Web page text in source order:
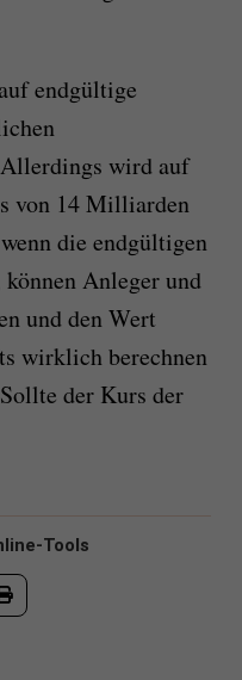
endgültige
wird auf
von 14 Milliarden
die endgültigen
Anleger und
und den Wert
wirklich berechnen
der Kurs der
Tools